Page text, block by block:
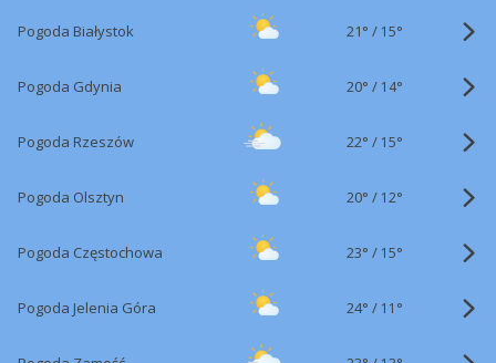
Pogoda Białystok 21° / 15°
Pogoda Gdynia 20° / 14°
Pogoda Rzeszów 22° / 15°
Pogoda Olsztyn 20° / 12°
Pogoda Częstochowa 23° / 15°
Pogoda Jelenia Góra 24° / 11°